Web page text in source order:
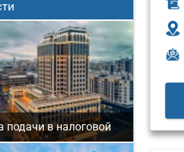
подачи в налоговой